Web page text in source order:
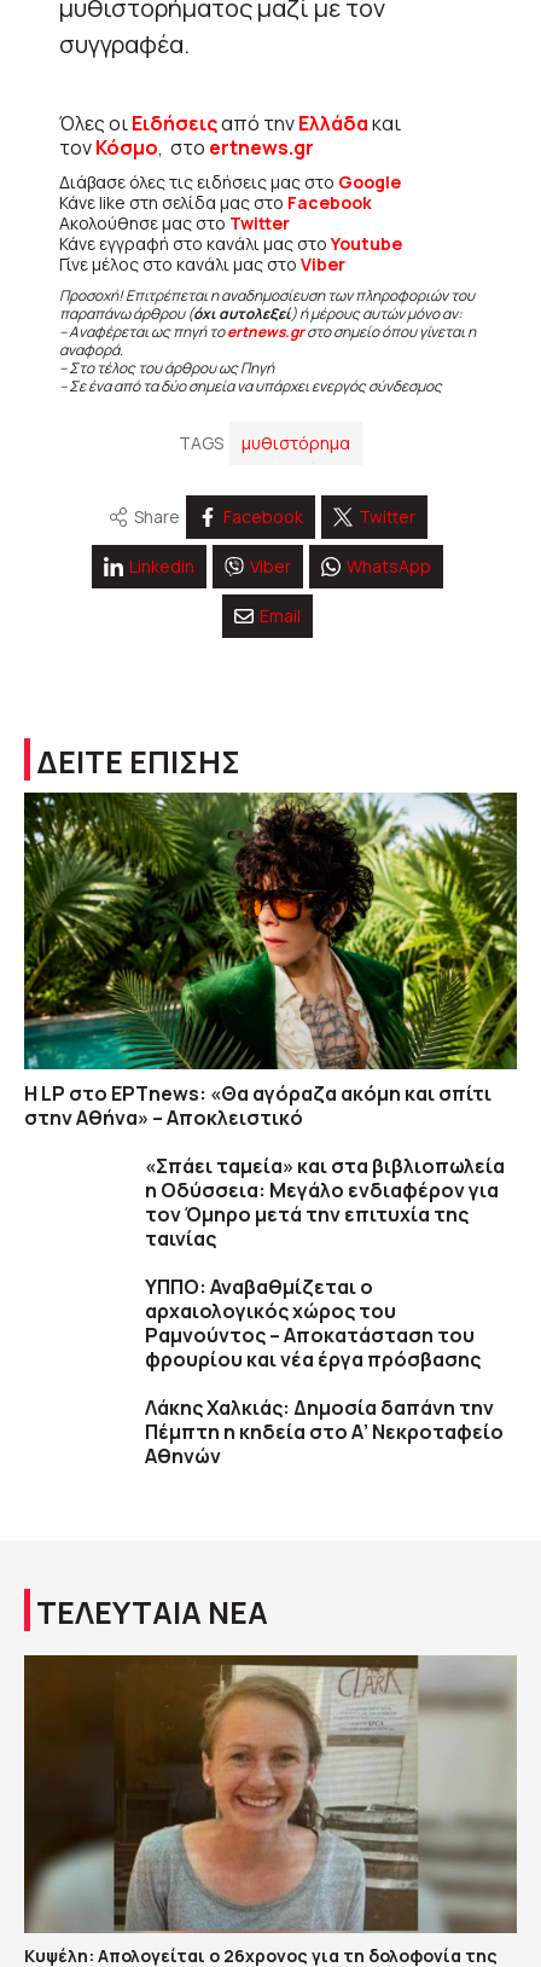
μυθιστορήματος μαζί με τον
συγγραφέα.
Όλες οιΕιδήσειςαπό τηνΕλλάδακαι
τονΚόσμο, στο ertnews.gr
Διάβασε όλες τις ειδήσεις μας στο Google
Κάνε like στη σελίδα μας στο Facebook
Ακολούθησε μας στο Twitter
Κάνε εγγραφή στο κανάλι μας στοYoutube
Γίνε μέλος στο κανάλι μας στο Viber
Προσοχή! Επιτρέπεται η αναδημοσίευση των πληροφοριών του
παραπάνω άρθρου (όχι αυτολεξεί) ή μέρους αυτών μόνο αν:
– Αναφέρεται ως πηγή τοertnews.grστο σημείο όπου γίνεται η
αναφορά.
– Στο τέλος του άρθρου ως Πηγή
– Σε ένα από τα δύο σημεία να υπάρχει ενεργός σύνδεσμος
TAGS μυθιστόρημα
Share Facebook Twitter
Linkedin Viber WhatsApp
Email
ΔΕΙΤΕ ΕΠΙΣΗΣ
Η LP στο EΡΤnews: «Θα αγόραζα ακόμη και σπίτι
στην Αθήνα» – Αποκλειστικό
«Σπάει ταμεία» και στα βιβλιοπωλεία
η Οδύσσεια: Μεγάλο ενδιαφέρον για
τον Όμηρο μετά την επιτυχία της
ταινίας
ΥΠΠΟ: Αναβαθμίζεται ο
αρχαιολογικός χώρος του
Ραμνούντος – Αποκατάσταση του
φρουρίου και νέα έργα πρόσβασης
Λάκης Χαλκιάς: Δημοσία δαπάνη την
Πέμπτη η κηδεία στο Α’ Νεκροταφείο
Αθηνών
ΤΕΛΕΥΤΑΙΑ ΝΕΑ
Κυψέλη: Απολογείται ο 26χρονος για τη δολοφονία της